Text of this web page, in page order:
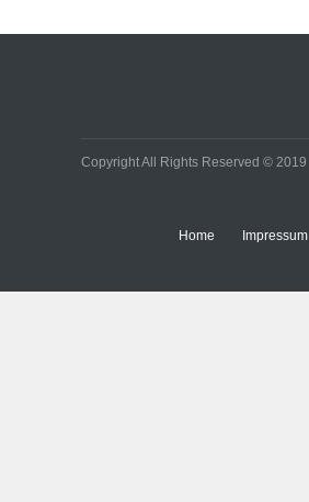
Copyright All Rights Reserved © 2019
Home Impressum